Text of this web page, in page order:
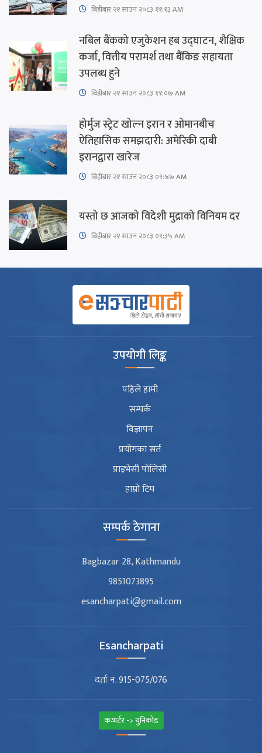
बिहीबार २१ साउन २०८३ ११:१३ AM
नबिल बैंकको एजुकेशन हब उद्घाटन, शैक्षिक
कर्जा, वित्तीय परामर्श तथा बैंकिङ सहायता
उपलब्ध हुने
बिहीबार २१ साउन २०८३ ११:०७ AM
होर्मुज स्ट्रेट खोल्न इरान र ओमानबीच
ऐतिहासिक समझदारी: अमेरिकी दाबी
इरानद्वारा खारेज
बिहीबार २१ साउन २०८३ ०९:४७ AM
यस्तो छ आजको विदेशी मुद्राको विनियम दर
बिहीबार २१ साउन २०८३ ०९:३५ AM
उपयोगी लिङ्क
पहिले हामी
सम्पर्क
विज्ञापन
प्रयोगका सर्त
प्राइभेसी पोलिसी
हाम्रो टिम
सम्पर्क ठेगाना
Bagbazar 28, Kathmandu
9851073895
esancharpati@gmail.com
Esancharpati
दर्ता न. 915-075/076
कन्भर्टर -> युनिकोड